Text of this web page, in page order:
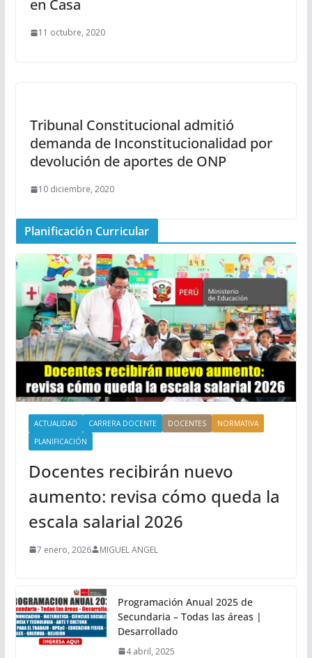
en Casa
11 octubre, 2020
Tribunal Constitucional admitió
demanda de Inconstitucionalidad por
devolución de aportes de ONP
10 diciembre, 2020
Planificación Curricular
ACTUALIDAD CARRERA DOCENTE DOCENTES
NORMATIVA
PLANIFICACIÓN
Docentes recibirán nuevo
aumento: revisa cómo queda la
escala salarial 2026
7 enero, 2026 MIGUEL ANGEL
Programación Anual 2025 de
Secundaria – Todas las áreas |
Desarrollado
4 abril, 2025